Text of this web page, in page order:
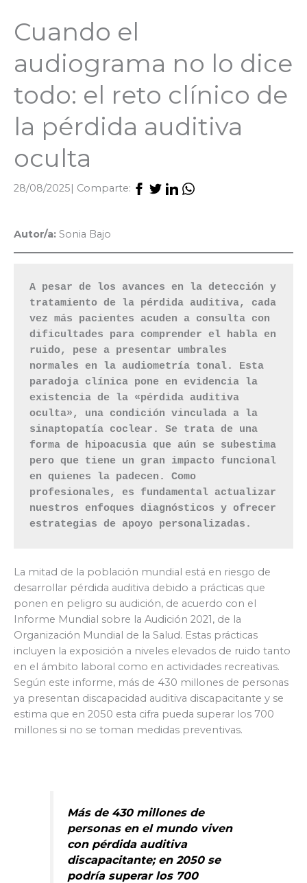
Cuando el
audiograma no lo dice
todo: el reto clínico de
la pérdida auditiva
oculta
28/08/2025| Comparte:
Autor/a: Sonia Bajo
A pesar de los avances en la detección y
tratamiento de la pérdida auditiva, cada
vez más pacientes acuden a consulta con
dificultades para comprender el habla en
ruido, pese a presentar umbrales
normales en la audiometría tonal. Esta
paradoja clínica pone en evidencia la
existencia de la «pérdida auditiva
oculta», una condición vinculada a la
sinaptopatía coclear. Se trata de una
forma de hipoacusia que aún se subestima
pero que tiene un gran impacto funcional
en quienes la padecen. Como
profesionales, es fundamental actualizar
nuestros enfoques diagnósticos y ofrecer
estrategias de apoyo personalizadas.
La mitad de la población mundial está en riesgo de
desarrollar pérdida auditiva debido a prácticas que
ponen en peligro su audición, de acuerdo con el
Informe Mundial sobre la Audición 2021, de la
Organización Mundial de la Salud. Estas prácticas
incluyen la exposición a niveles elevados de ruido tanto
en el ámbito laboral como en actividades recreativas.
Según este informe, más de 430 millones de personas
ya presentan discapacidad auditiva discapacitante y se
estima que en 2050 esta cifra pueda superar los 700
millones si no se toman medidas preventivas.
Más de 430 millones de
personas en el mundo viven
con pérdida auditiva
discapacitante; en 2050 se
podría superar los 700